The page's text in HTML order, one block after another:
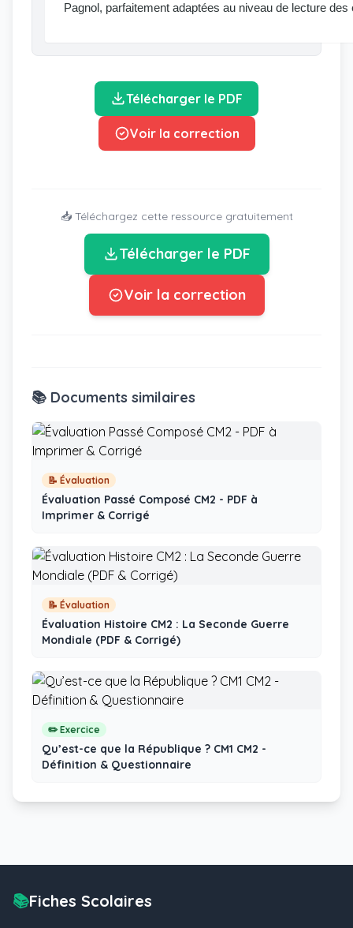
Pagnol, parfaitement adaptées au niveau de lecture
Télécharger le PDF
Voir la correction
📥 Téléchargez cette ressource gratuitement
Télécharger le PDF
Voir la correction
📚 Documents similaires
📝 Évaluation
Évaluation Passé Composé CM2 - PDF à
Imprimer & Corrigé
📝 Évaluation
Évaluation Histoire CM2 : La Seconde Guerre
Mondiale (PDF & Corrigé)
✏️ Exercice
Qu’est-ce que la République ? CM1 CM2 -
Définition & Questionnaire
📚Fiches Scolaires